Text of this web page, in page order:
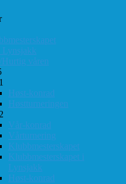
Hurtig våren
Høst-konrad
Høstturneringen
Vår-konrad
Vårturnering
Klubbmesterskapet
Klubbmesterskapet i
Lynsjakk
Høst-konrad